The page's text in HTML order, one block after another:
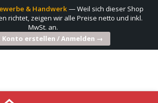
& Handwerk— Weil sich dieser Shop
richtet, zeigen wir alle Preise netto und inkl.
MwSt. an.
Konto erstellen / Anmelden →